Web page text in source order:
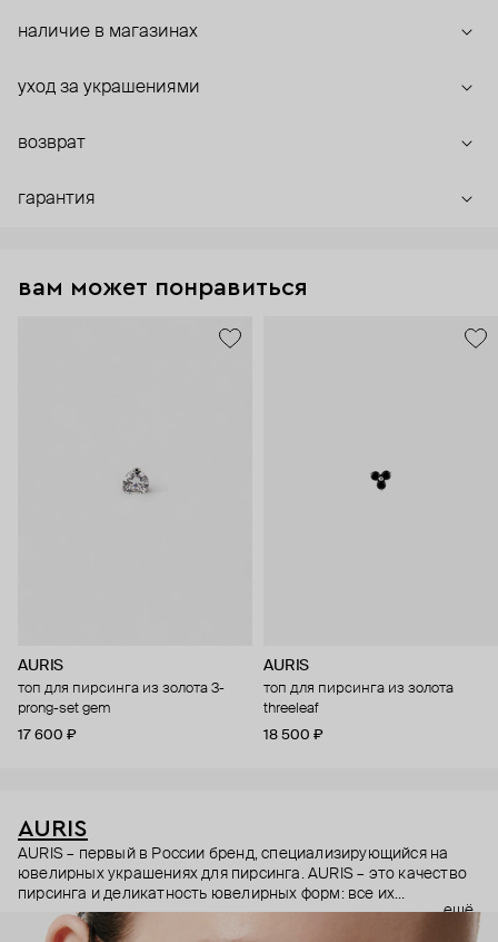
наличие в магазинах
уход за украшениями
возврат
гарантия
вам может понравиться
AURIS
топ для пирсинга из золота 3-
prong-set gem
17 600 ₽
AURIS
топ для пирсинга из золота
threeleaf
18 500 ₽
AURIS
AURIS – первый в России бренд, специализирующийся на
ювелирных украшениях для пирсинга. AURIS – это качество
пирсинга и деликатность ювелирных форм: все их
украшения ручной работы. В процессе создания участвуют
как профессиональные пирсеры (они отвечают за
ещё